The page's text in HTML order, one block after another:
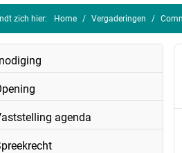
zich hier: Home Vergaderingen
agenda